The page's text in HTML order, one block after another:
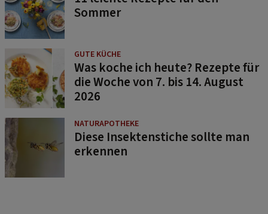
Sommer
GUTE KÜCHE
Was koche ich heute? Rezepte für
die Woche von 7. bis 14. August
2026
NATURAPOTHEKE
Diese Insektenstiche sollte man
erkennen